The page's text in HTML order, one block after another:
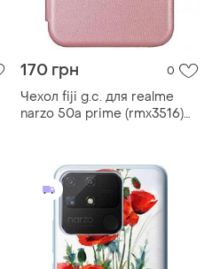
170 грн 0
Чехол fiji g.c. для realme
narzo 50a prime (rmx3516)